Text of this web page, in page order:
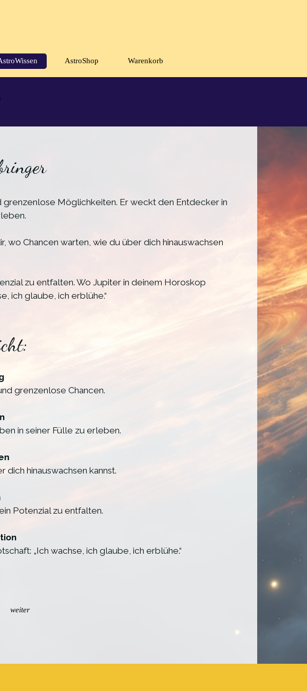
▼
AstroShop ▼
Warenkorb
grenzenlose Möglichkeiten. Er weckt den Entdecker in
wo Chancen warten, wie du über dich hinauswachsen
zu entfalten. Wo Jupiter in deinem Horoskop
ich glaube, ich erblühe.“
grenzenlose Chancen.
in seiner Fülle zu erleben.
hinauswachsen kannst.
Potenzial zu entfalten.
„Ich wachse, ich glaube, ich erblühe.“
weiter